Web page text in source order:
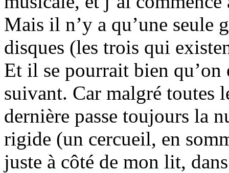
Mais il n’y a qu’une seule
disques (les trois qui
Et il se pourrait bien qu’on
suivant. Car malgré toutes
dernière passe toujours la
rigide (un cercueil, en
juste à côté de mon lit,